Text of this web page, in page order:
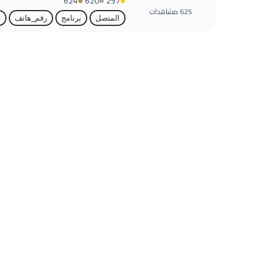
625 مشاهدات المتصل برنامج رقم_هاتف